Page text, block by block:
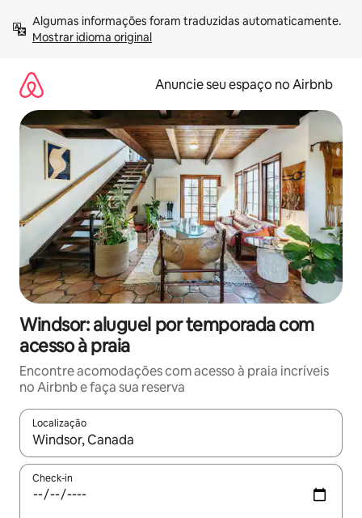
para
Mostrar idioma original
Anuncie seu espaço no Airbnb
Windsor: aluguel por temporada com
acesso à praia
Encontre acomodações com acesso à praia incríveis
no Airbnb e faça sua reserva
Localização
Quando os resultados estiverem disponíveis, explore-os
Check-in